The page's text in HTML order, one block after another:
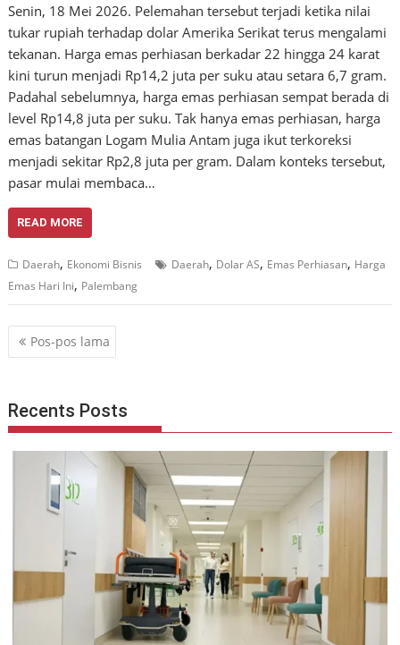
Senin, 18 Mei 2026. Pelemahan tersebut terjadi ketika nilai
tukar rupiah terhadap dolar Amerika Serikat terus mengalami
tekanan. Harga emas perhiasan berkadar 22 hingga 24 karat
kini turun menjadi Rp14,2 juta per suku atau setara 6,7 gram.
Padahal sebelumnya, harga emas perhiasan sempat berada di
level Rp14,8 juta per suku. Tak hanya emas perhiasan, harga
emas batangan Logam Mulia Antam juga ikut terkoreksi
menjadi sekitar Rp2,8 juta per gram. Dalam konteks tersebut,
pasar mulai membaca…
READ MORE
Daerah, Ekonomi Bisnis Daerah, Dolar AS, Emas Perhiasan, Harga
Emas Hari Ini, Palembang
Navigasi
pos
Pos-pos lama
Recents Posts